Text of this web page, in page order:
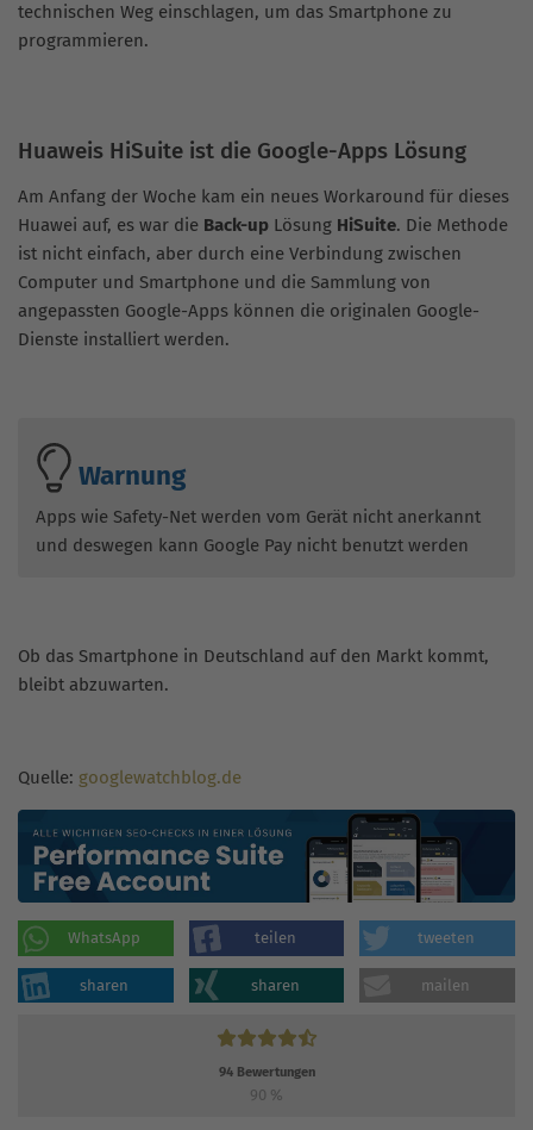
technischen Weg einschlagen, um das Smartphone zu
programmieren.
Huaweis HiSuite ist die Google-Apps Lösung
Am Anfang der Woche kam ein neues Workaround für dieses
Huawei auf, es war die Back-up Lösung HiSuite. Die Methode
ist nicht einfach, aber durch eine Verbindung zwischen
Computer und Smartphone und die Sammlung von
angepassten Google-Apps können die originalen Google-
Dienste installiert werden.
Warnung
Apps wie Safety-Net werden vom Gerät nicht anerkannt
und deswegen kann Google Pay nicht benutzt werden
Ob das Smartphone in Deutschland auf den Markt kommt,
bleibt abzuwarten.
Quelle: googlewatchblog.de
WhatsApp teilen tweeten
sharen sharen mailen
94Bewertungen
90 %